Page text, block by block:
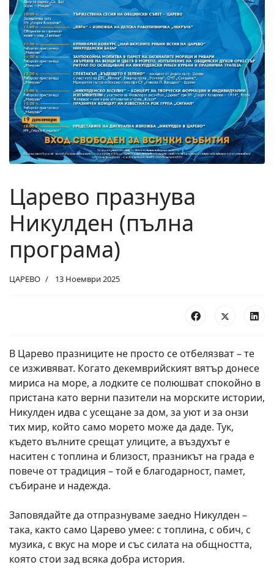
Царево празнува
Никулден (пълна
програма)
ЦАРЕВО 13 Ноември 2025
В Царево празниците не просто се отбелязват – те
се изживяват. Когато декемврийският вятър донесе
мириса на море, а лодките се полюшват спокойно в
пристана като верни пазители на морските истории,
Никулден идва с усещане за дом, за уют и за онзи
тих мир, който само морето може да даде. Тук,
където вълните срещат улиците, а въздухът е
наситен с топлина и близост, празникът на града е
повече от традиция – той е благодарност, памет,
събиране и надежда.
Заповядайте да отпразнуваме заедно Никулден –
така, както само Царево умее: с топлина, с обич, с
музика, с вкус на море и със силата на общността,
която стои зад всяка добра история.